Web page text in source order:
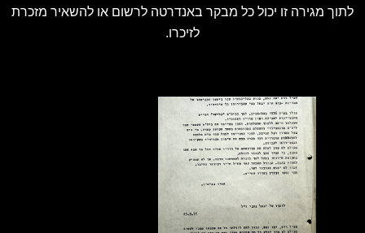
לתוך מגירה זו יכול כל מבקר באנדרטה לרשום או להשאיר מזכרת
לזיכרו.